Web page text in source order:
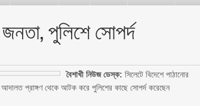
পুলিশে সোপর্দ
বৈশাখী নিউজ ডেস্ক: সিলেটে বিদেশে পাঠানোর
প্রাঙ্গণ থেকে আটক করে পুলিশের কাছে সোপর্দ করেছেন